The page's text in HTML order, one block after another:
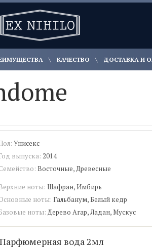
КАЧЕСТВО ДОСТАВКА И
Унисекс
выпуска: 2014
Восточные, Древесные
ноты: Шафран, Имбирь
ноты: Гальбанум, Белый кедр
ноты: Дерево Агар, Ладан, Мускус
парфюмерная вода 2мл